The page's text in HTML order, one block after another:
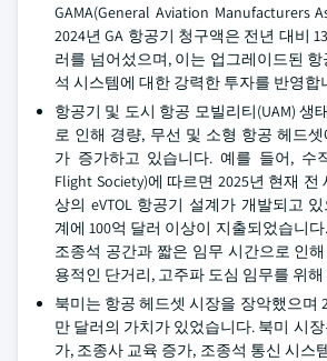
GAMA(General Aviation Manufacturers
2024년 GA 항공기 청구액은 전년 대비
러를 넘어섰으며, 이는 업그레이드된
석 시스템에 대한 강력한 투자를 반영합
항공기 및 도시 항공 모빌리티(UAM) 생
로 인해 경량, 무선 및 소형 항공 헤드
가 증가하고 있습니다. 예를 들어, 수
Flight Society)에 따르면 2025년 현재 전
상의 eVTOL 항공기 설계가 개발되고
계에 100억 달러 이상이 지출되었습니
조종석 공간과 짧은 임무 시간으로 인
용적인 단거리, 고주파 도심 임무를 위
북미는 항공 헤드셋 시장을 장악했으며
만 달러의 가치가 있었습니다. 북미 시
가, 조종사 교육 증가, 조종석 통신 시스